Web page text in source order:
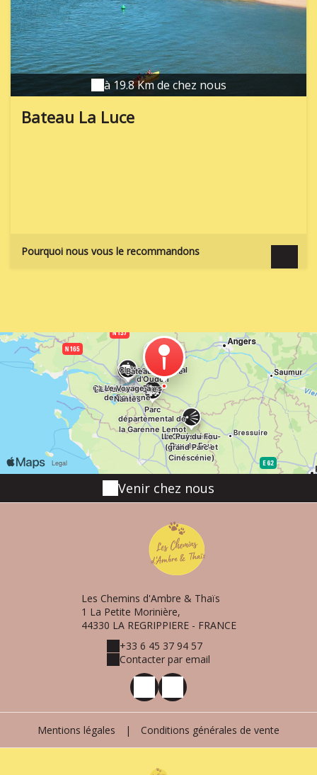
à 19.8 Km de chez nous
Bateau La Luce
Pourquoi nous vous le recommandons
Venir chez nous
Les Chemins d'Ambre & Thaïs
1 La Petite Morinière,
44330 LA REGRIPPIERE - FRANCE
+33 6 45 37 94 57
Contacter par email
Mentions légales | Conditions générales de vente